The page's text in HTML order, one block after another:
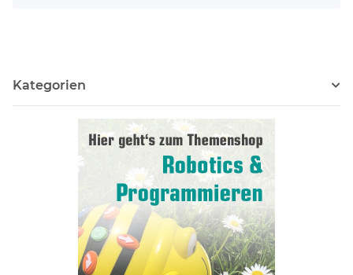
Kategorien